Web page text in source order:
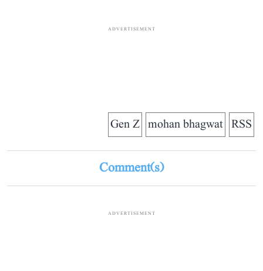
ADVERTISEMENT
RSS
mohan bhagwat
Gen Z
Comment(s)
ADVERTISEMENT